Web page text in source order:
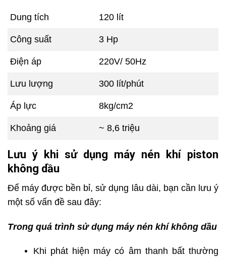
Dung tích 120 lít
Công suất 3 Hp
Điện áp 220V/ 50Hz
Lưu lượng 300 lít/phút
Áp lực 8kg/cm2
Khoảng giá ~ 8,6 triệu
Lưu ý khi sử dụng máy nén khí piston
không dầu
Để máy được bền bỉ, sử dụng lâu dài, bạn cần lưu ý
một số vấn đề sau đây:
Trong quá trình sử dụng máy nén khí không dầu
Khi phát hiện máy có âm thanh bất thường